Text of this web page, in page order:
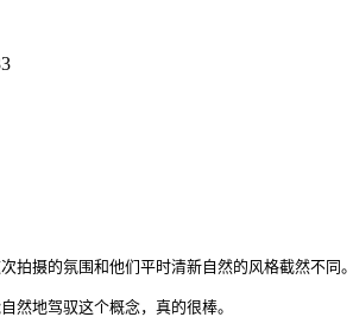
拍摄的氛围和他们平时清新自然的风格截然不同
然地驾驭这个概念，真的很棒。